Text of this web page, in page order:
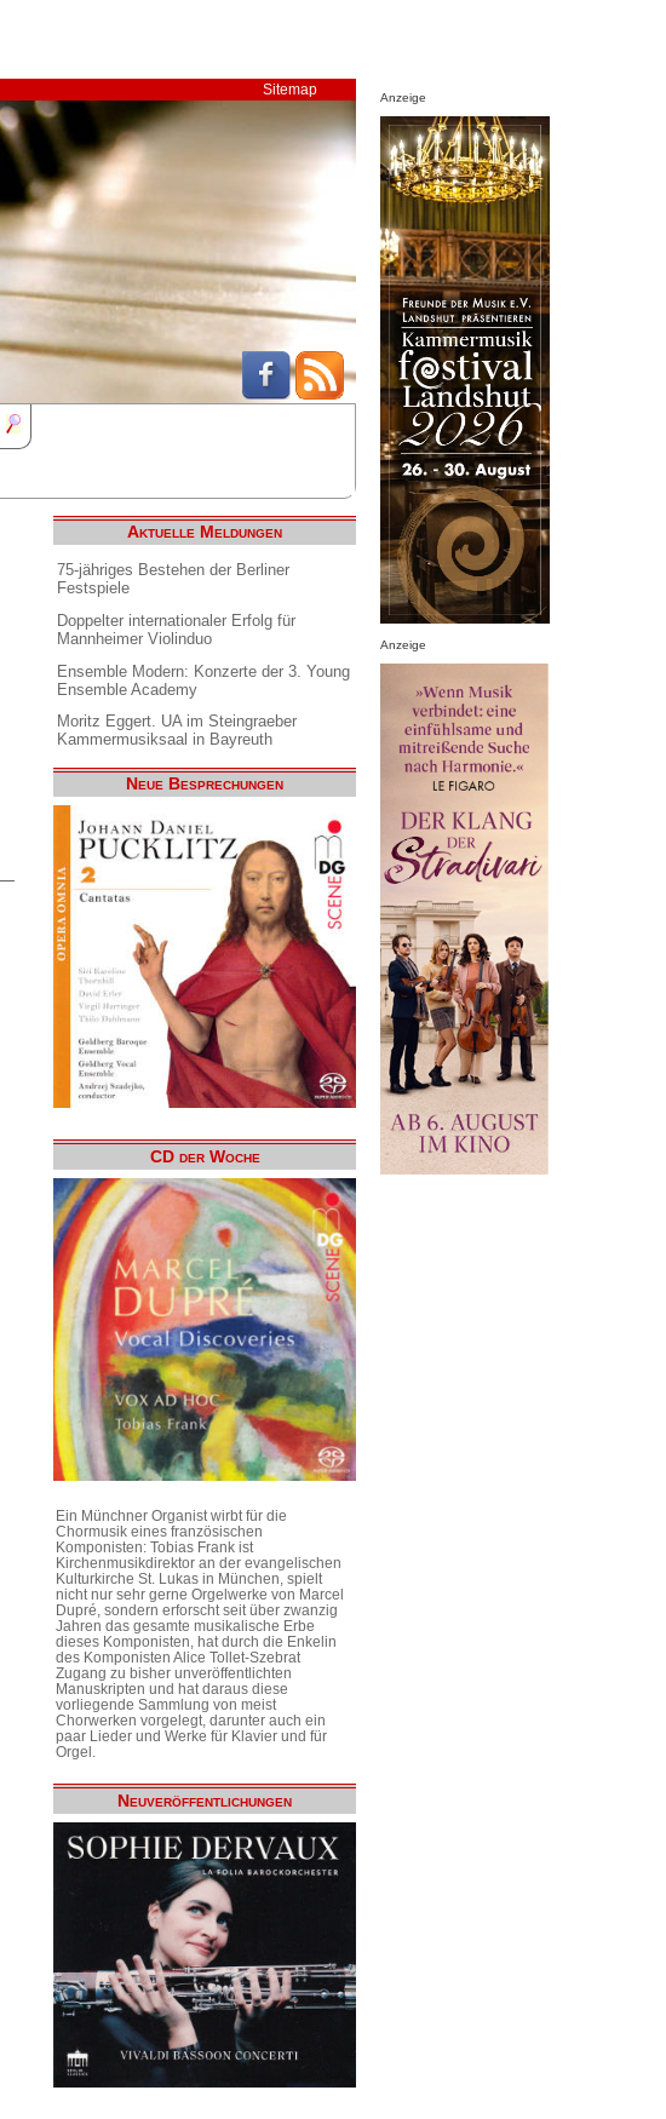
Sitemap
Aktuelle Meldungen
75-jähriges Bestehen der Berliner
Festspiele
Doppelter internationaler Erfolg für
Mannheimer Violinduo
Ensemble Modern: Konzerte der 3. Young
Ensemble Academy
Moritz Eggert. UA im Steingraeber
Kammermusiksaal in Bayreuth
Neue Besprechungen
CD der Woche
Ein Münchner Organist wirbt für die
Chormusik eines französischen
Komponisten: Tobias Frank ist
Kirchenmusikdirektor an der evangelischen
Kulturkirche St. Lukas in München, spielt
nicht nur sehr gerne Orgelwerke von Marcel
Dupré, sondern erforscht seit über zwanzig
Jahren das gesamte musikalische Erbe
dieses Komponisten, hat durch die Enkelin
des Komponisten Alice Tollet-Szebrat
Zugang zu bisher unveröffentlichten
Manuskripten und hat daraus diese
vorliegende Sammlung von meist
Chorwerken vorgelegt, darunter auch ein
paar Lieder und Werke für Klavier und für
Orgel.
Neuveröffentlichungen
Anzeige
Anzeige